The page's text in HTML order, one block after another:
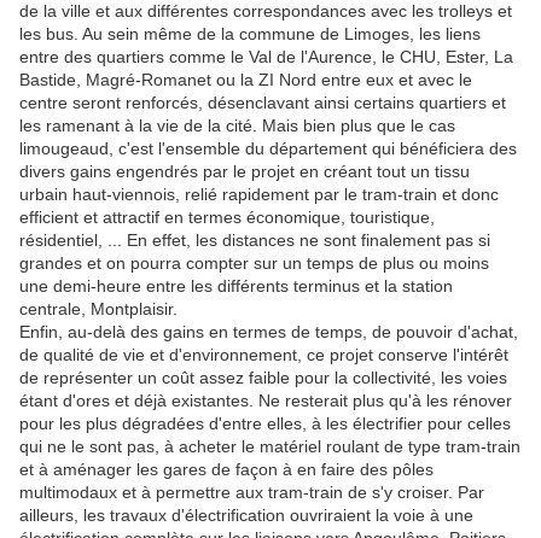
de la ville et aux différentes correspondances avec les trolleys et
les bus. Au sein même de la commune de Limoges, les liens
entre des quartiers comme le Val de l'Aurence, le CHU, Ester, La
Bastide, Magré-Romanet ou la ZI Nord entre eux et avec le
centre seront renforcés, désenclavant ainsi certains quartiers et
les ramenant à la vie de la cité. Mais bien plus que le cas
limougeaud, c'est l'ensemble du département qui bénéficiera des
divers gains engendrés par le projet en créant tout un tissu
urbain haut-viennois, relié rapidement par le tram-train et donc
efficient et attractif en termes économique, touristique,
résidentiel, ... En effet, les distances ne sont finalement pas si
grandes et on pourra compter sur un temps de plus ou moins
une demi-heure entre les différents terminus et la station
centrale, Montplaisir.
Enfin, au-delà des gains en termes de temps, de pouvoir d'achat,
de qualité de vie et d'environnement, ce projet conserve l'intérêt
de représenter un coût assez faible pour la collectivité, les voies
étant d'ores et déjà existantes. Ne resterait plus qu'à les rénover
pour les plus dégradées d'entre elles, à les électrifier pour celles
qui ne le sont pas, à acheter le matériel roulant de type tram-train
et à aménager les gares de façon à en faire des pôles
multimodaux et à permettre aux tram-train de s'y croiser. Par
ailleurs, les travaux d'électrification ouvriraient la voie à une